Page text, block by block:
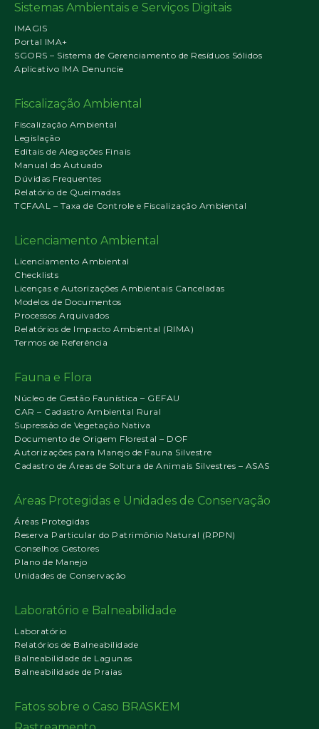
Sistemas Ambientais e Serviços Digitais
IMAGIS
Portal IMA+
SGORS – Sistema de Gerenciamento de Resíduos Sólidos
Aplicativo IMA Denuncie
Fiscalização Ambiental
Fiscalização Ambiental
Legislação
Editais de Alegações Finais
Manual do Autuado
Dúvidas Frequentes
Relatório de Queimadas
TCFAAL – Taxa de Controle e Fiscalização Ambiental
Licenciamento Ambiental
Licenciamento Ambiental
Checklists
Licenças e Autorizações Ambientais Canceladas
Modelos de Documentos
Processos Arquivados
Relatórios de Impacto Ambiental (RIMA)
Termos de Referência
Fauna e Flora
Núcleo de Gestão Faunística – GEFAU
CAR – Cadastro Ambiental Rural
Supressão de Vegetação Nativa
Documento de Origem Florestal – DOF
Autorizações para Manejo de Fauna Silvestre
Cadastro de Áreas de Soltura de Animais Silvestres – ASAS
Áreas Protegidas e Unidades de Conservação
Áreas Protegidas
Reserva Particular do Patrimônio Natural (RPPN)
Conselhos Gestores
Plano de Manejo
Unidades de Conservação
Laboratório e Balneabilidade
Laboratório
Relatórios de Balneabilidade
Balneabilidade de Lagunas
Balneabilidade de Praias
Fatos sobre o Caso BRASKEM